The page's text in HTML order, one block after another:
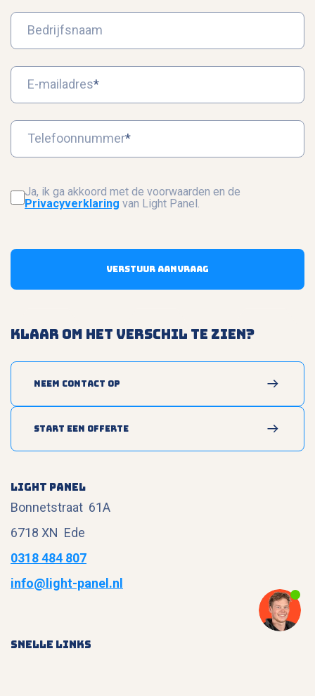
Bedrijfsnaam
E-mailadres*
Telefoonnummer*
Ja, ik ga akkoord met de voorwaarden en de
Privacyverklaring van Light Panel.
Verstuur aanvraag
Klaar om het verschil te zien?
Neem contact op
Start een offerte
Light panel
Bonnetstraat 61A
6718 XN Ede
0318 484 807
info@light-panel.nl
Snelle links